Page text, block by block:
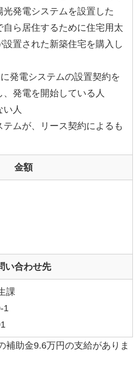
光発電システムを設置した
自ら居住するために住宅用太
設置された新築住宅を購入し
発電システムの設置契約を
発電を開始している人
い人
ムが、リース契約によるも
金額
い合わせ先
課
1
補助金9.6万円の支給がありま